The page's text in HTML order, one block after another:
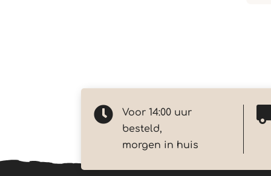

Voor 14:00 uur
besteld,
morgen in huis